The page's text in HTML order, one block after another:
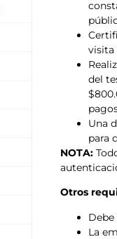
visita
del
Una
para
NOTA:
Otros
La